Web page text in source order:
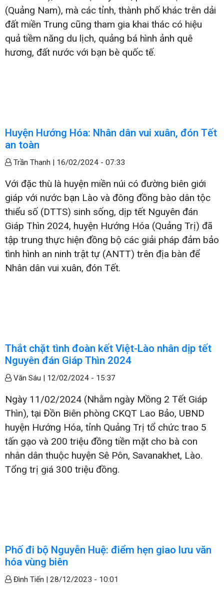
(Quảng Nam), mà các tỉnh, thành phố khác trên dải
đất miền Trung cũng tham gia khai thác có hiệu
quả tiềm năng du lịch, quảng bá hình ảnh quê
hương, đất nước với bạn bè quốc tế.
Huyện Hướng Hóa: Nhân dân vui xuân, đón Tết
an toàn
Trần Thanh | 16/02/2024 - 07:33
Với đặc thù là huyện miền núi có đường biên giới
giáp với nước bạn Lào và đông đồng bào dân tộc
thiểu số (DTTS) sinh sống, dịp tết Nguyên đán
Giáp Thìn 2024, huyện Hướng Hóa (Quảng Trị) đã
tập trung thực hiện đồng bộ các giải pháp đảm bảo
tình hình an ninh trật tự (ANTT) trên địa bàn để
Nhân dân vui xuân, đón Tết.
Thắt chặt tình đoàn kết Việt-Lào nhân dịp tết
Nguyên đán Giáp Thìn 2024
Văn Sáu | 12/02/2024 - 15:37
Ngày 11/02/2024 (Nhằm ngày Mồng 2 Tết Giáp
Thìn), tại Đồn Biên phòng CKQT Lao Bảo, UBND
huyện Hướng Hóa, tỉnh Quảng Trị tổ chức trao 5
tấn gạo và 200 triệu đồng tiền mặt cho bà con
nhân dân thuộc huyện Sê Pôn, Savanakhet, Lào.
Tổng trị giá 300 triệu đồng.
Phố đi bộ Nguyễn Huệ: điểm hẹn giao lưu văn
hóa vùng biên
Đình Tiến | 28/12/2023 - 10:01